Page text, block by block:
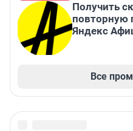
Получить
повторную
Яндекс
Все